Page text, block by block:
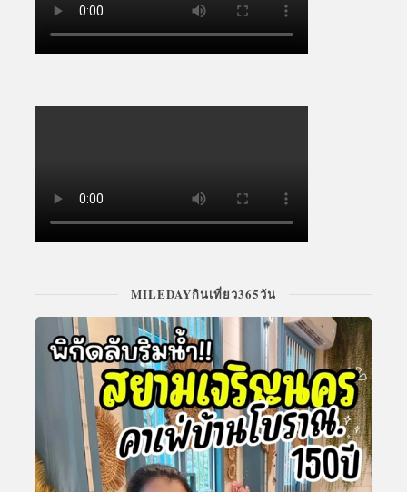
MILEDAYกินเที่ยว365วัน